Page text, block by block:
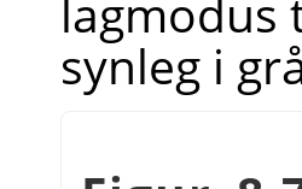
lagmodus
synleg i